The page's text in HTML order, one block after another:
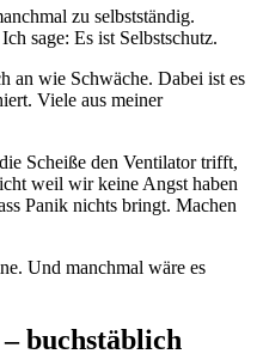
zu selbstständig.
sage: Es ist Selbstschutz.
an wie Schwäche. Dabei ist es
Viele aus meiner
Scheiße den Ventilator trifft,
weil wir keine Angst haben
Panik nichts bringt. Machen
Und manchmal wäre es
buchstäblich